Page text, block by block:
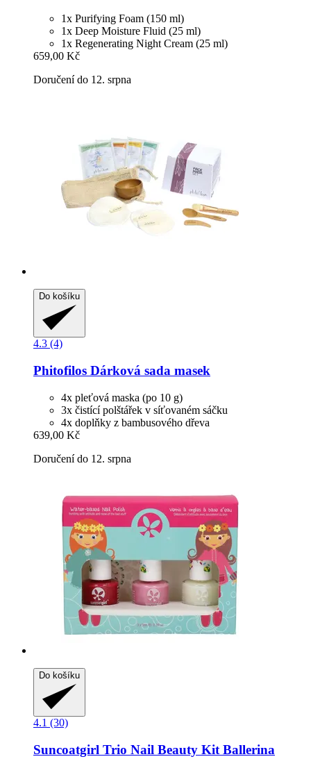
1x Purifying Foam (150 ml)
1x Deep Moisture Fluid (25 ml)
1x Regenerating Night Cream (25 ml)
659,00 Kč
Doručení do 12. srpna
Do košíku
4.3 (4)
Phitofilos Dárková sada masek
4x pleťová maska (po 10 g)
3x čistící polštářek v síťovaném sáčku
4x doplňky z bambusového dřeva
639,00 Kč
Doručení do 12. srpna
Do košíku
4.1 (30)
Suncoatgirl Trio Nail Beauty Kit Ballerina